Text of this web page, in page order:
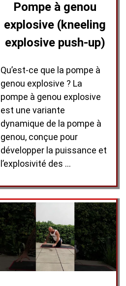
Pompe à genou
explosive (kneeling
explosive push-up)
Qu’est-ce que la pompe à
genou explosive ? La
pompe à genou explosive
est une variante
dynamique de la pompe à
genou, conçue pour
développer la puissance et
l’explosivité des …